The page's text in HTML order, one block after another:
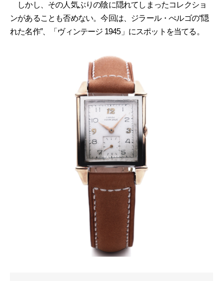
しかし、その人気ぶりの陰に隠れてしまったコレクショ
ンがあることも否めない。今回は、ジラール・ぺルゴの“隠
れた名作”、「ヴィンテージ 1945」にスポットを当てる。